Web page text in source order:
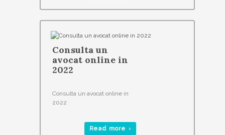
Consulta un
avocat online in
2022
Consulta un avocat online in
2022
Read more ›